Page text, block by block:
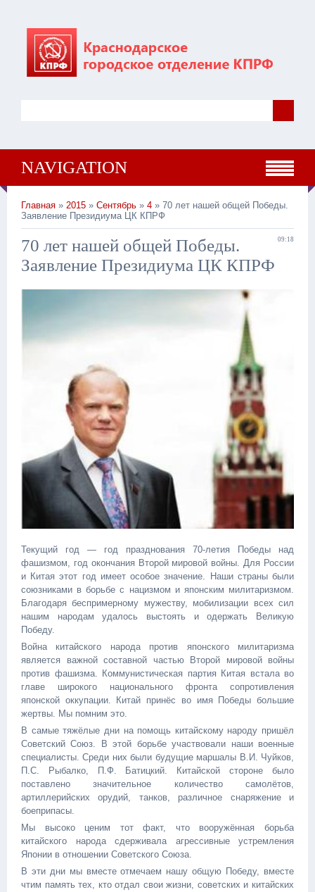
NAVIGATION
Главная » 2015 » Сентябрь » 4 » 70 лет нашей общей Победы.
Заявление Президиума ЦК КПРФ
09:18
70 лет нашей общей Победы.
Заявление Президиума ЦК КПРФ
Текущий год — год празднования 70-летия Победы над
фашизмом, год окончания Второй мировой войны. Для России
и Китая этот год имеет особое значение. Наши страны были
союзниками в борьбе с нацизмом и японским милитаризмом.
Благодаря беспримерному мужеству, мобилизации всех сил
нашим народам удалось выстоять и одержать Великую
Победу.
Война китайского народа против японского милитаризма
является важной составной частью Второй мировой войны
против фашизма. Коммунистическая партия Китая встала во
главе широкого национального фронта сопротивления
японской оккупации. Китай принёс во имя Победы большие
жертвы. Мы помним это.
В самые тяжёлые дни на помощь китайскому народу пришёл
Советский Союз. В этой борьбе участвовали наши военные
специалисты. Среди них были будущие маршалы В.И. Чуйков,
П.С. Рыбалко, П.Ф. Батицкий. Китайской стороне было
поставлено значительное количество самолётов,
артиллерийских орудий, танков, различное снаряжение и
боеприпасы.
Мы высоко ценим тот факт, что вооружённая борьба
китайского народа сдерживала агрессивные устремления
Японии в отношении Советского Союза.
В эти дни мы вместе отмечаем нашу общую Победу, вместе
чтим память тех, кто отдал свои жизни, советских и китайских